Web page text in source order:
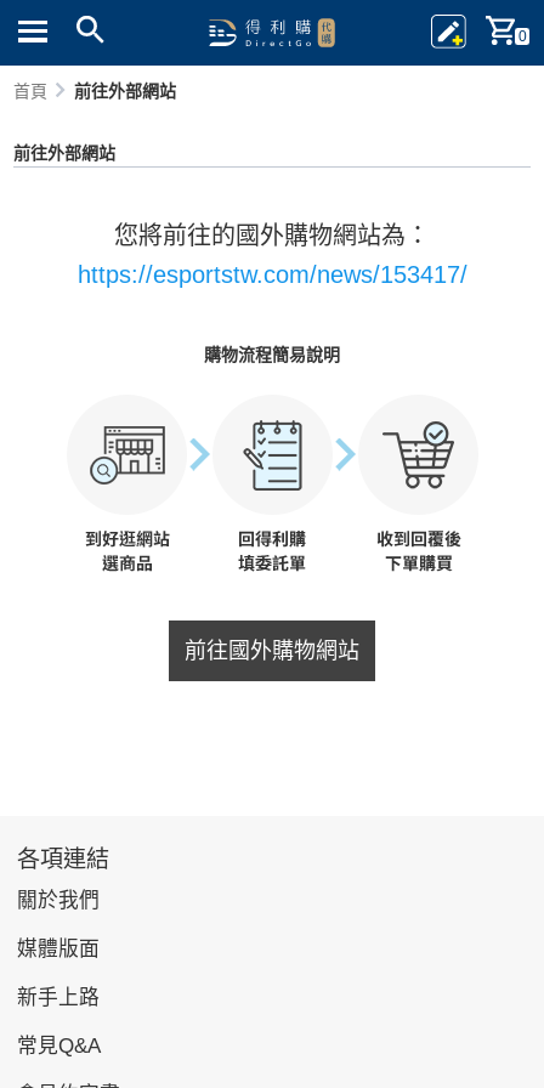
0
首頁 前往外部網站
前往外部網站
您將前往的國外購物網站為：
https://esportstw.com/news/153417/
購物流程簡易說明
前往國外購物網站
各項連結
關於我們
媒體版面
新手上路
常見Q&A